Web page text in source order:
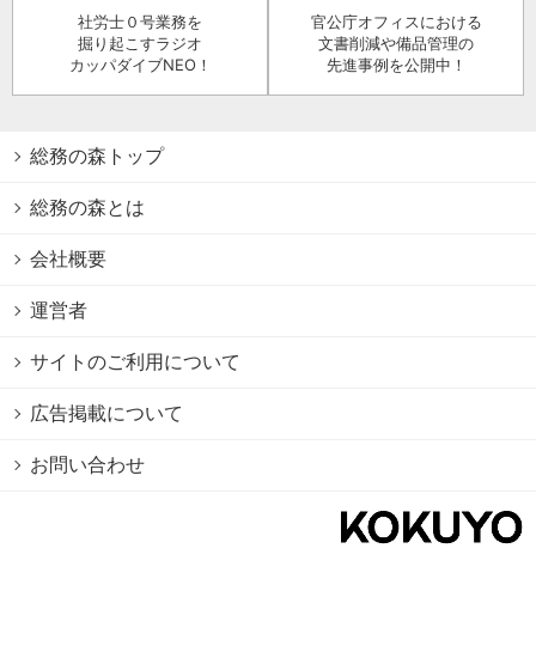
社労士０号業務を
掘り起こすラジオ
カッパダイブNEO！
官公庁オフィスにおける
文書削減や備品管理の
先進事例を公開中！
総務の森トップ
総務の森とは
会社概要
運営者
サイトのご利用について
広告掲載について
お問い合わせ